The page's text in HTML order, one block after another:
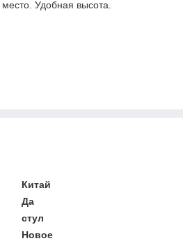
Удобная высота.
Китай
Да
стул
Новое